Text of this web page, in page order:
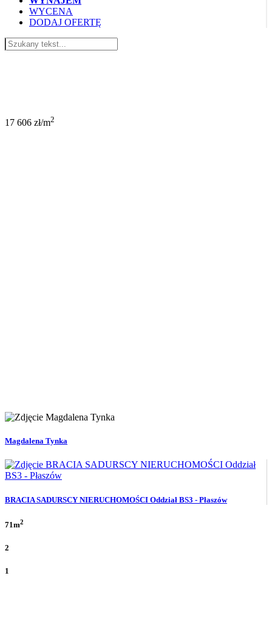
WYCENA
DODAJ OFERTĘ
17 606 zł/m2
Magdalena Tynka
BRACIA SADURSCY NIERUCHOMOŚCI Oddział BS3 - Płaszów
71m2
2
1